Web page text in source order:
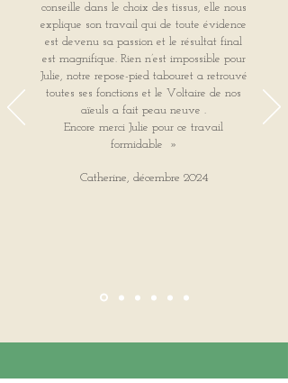
conseille dans le choix des tissus, elle nous
explique son travail qui de toute évidence
est devenu sa passion et le résultat final
est magnifique. Rien n’est impossible pour
Julie, notre repose-pied tabouret a retrouvé
toutes ses fonctions et le Voltaire de nos
aïeuls a fait peau neuve .
Encore merci Julie pour ce travail
formidable »
Catherine, décembre 2024